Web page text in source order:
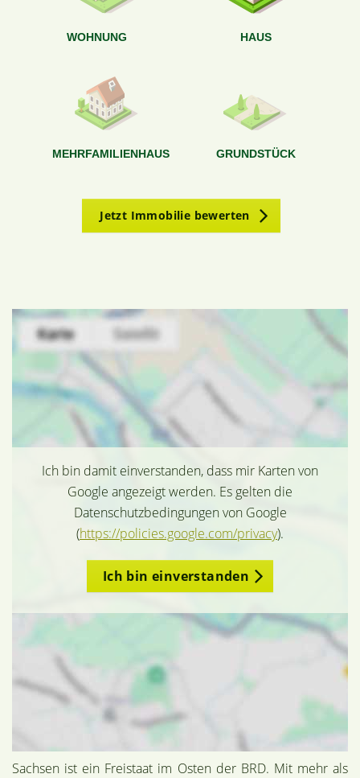
WOHNUNG HAUS
MEHRFAMILIENHAUS GRUNDSTÜCK
Jetzt Immobilie bewerten
Ich bin damit einverstanden, dass mir Karten von
Google angezeigt werden. Es gelten die
Datenschutzbedingungen von Google
(https://policies.google.com/privacy).
Ich bin einverstanden
Sachsen ist ein Freistaat im Osten der BRD. Mit mehr als